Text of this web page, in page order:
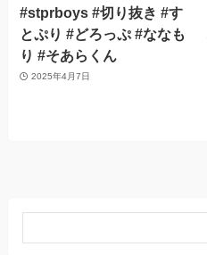
#stprboys #切り抜き #す
とぷり #どろっぷ #ななも
り #そあらくん
2025年4月7日